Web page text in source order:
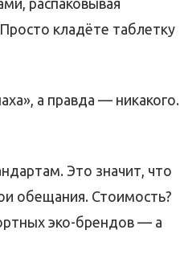
распаковывая
кладёте таблетку
а правда — никакого.
Это значит, что
обещания. Стоимость?
эко-брендов — а